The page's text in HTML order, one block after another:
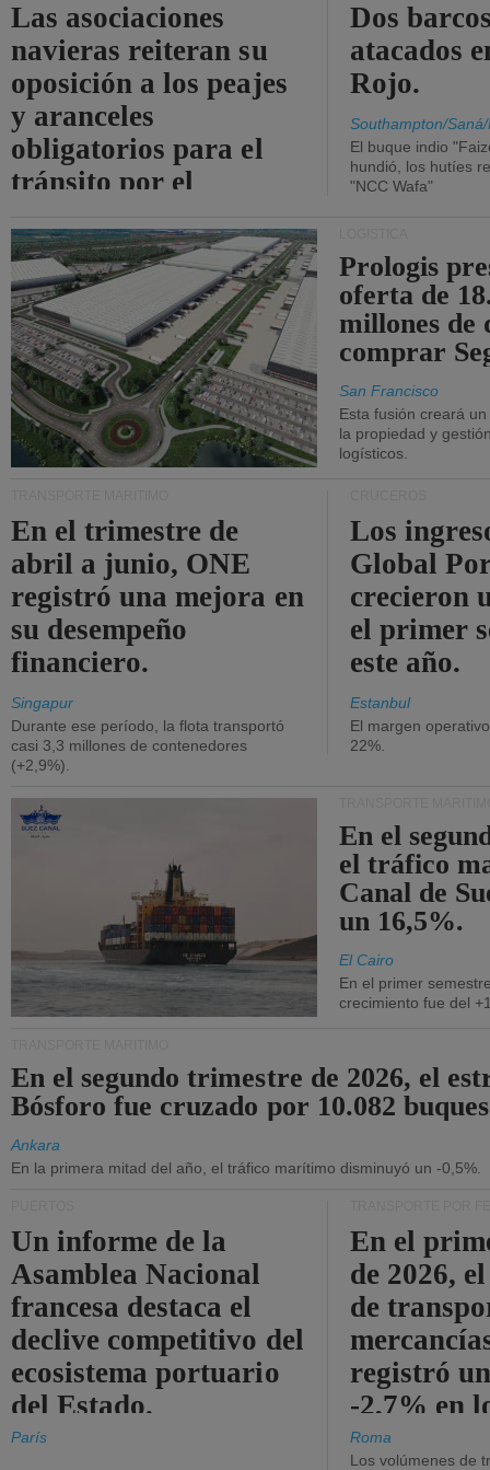
Las asociaciones
navieras reiteran su
oposición a los peajes
y aranceles
obligatorios para el
tránsito por el
Dos
atacados
Rojo.
Southampton/
El buque indio
hundió, los hutíes
"NCC Wafa"
Prologis
oferta de
millones de
comprar
San Francisco
Esta fusión creará
la propiedad y
logísticos.
En el trimestre de
abril a junio, ONE
registró una mejora en
su desempeño
financiero.
Singapur
Durante ese período, la flota transportó
casi 3,3 millones de contenedores
(+2,9%).
Los
Global
crecieron
el primer
este año.
Estanbul
El margen
22%.
En el
el tráfico
Canal de
un 16,5%.
El Cairo
En el primer
crecimiento fue del
En el segundo trimestre de 2026, el
Bósforo fue cruzado por 10.082
Ankara
En la primera mitad del año, el tráfico marítimo disminuyó un -0,5%.
Un informe de la
Asamblea Nacional
francesa destaca el
declive competitivo del
ecosistema portuario
del Estado.
París
En el
de 2026,
de
registró
-2,7% en
Roma
Los volúmenes de